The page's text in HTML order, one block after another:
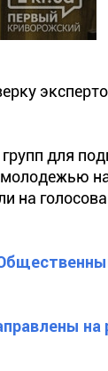
для
молодежью
на